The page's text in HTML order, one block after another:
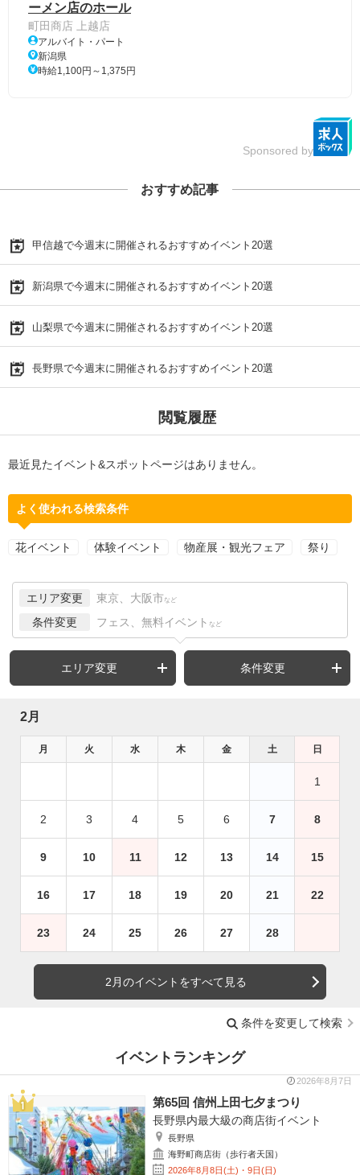
ーメン店のホール
町田商店 上越店
アルバイト・パート
新潟県
時給1,100円～1,375円
Sponsored by
おすすめ記事
甲信越で今週末に開催されるおすすめイベント20選
新潟県で今週末に開催されるおすすめイベント20選
山梨県で今週末に開催されるおすすめイベント20選
長野県で今週末に開催されるおすすめイベント20選
閲覧履歴
最近見たイベント&スポットページはありません。
よく使われる検索条件
花イベント 体験イベント 物産展・観光フェア 祭り
エリア変更 東京、大阪市 など
条件変更 フェス、無料イベント など
エリア変更 条件変更
2月
月 火 水 木 金 土 日
1
2 3 4 5 6 7 8
9 10 11 12 13 14 15
16 17 18 19 20 21 22
23 24 25 26 27 28
2月のイベントをすべて見る
条件を変更して検索
イベントランキング
2026年8月7日
第65回 信州上田七夕まつり
長野県内最大級の商店街イベント
長野県
海野町商店街（歩行者天国）
2026年8月8日(土)・9日(日)